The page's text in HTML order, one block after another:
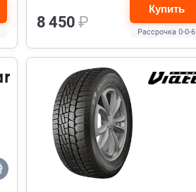
8 450₽
Купить
Рассрочка 0-0-6